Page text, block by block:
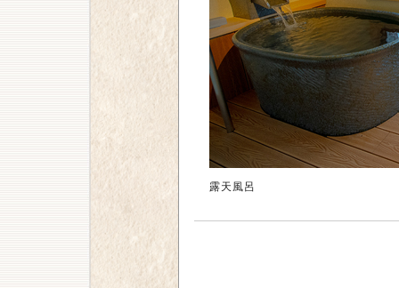
露天風呂